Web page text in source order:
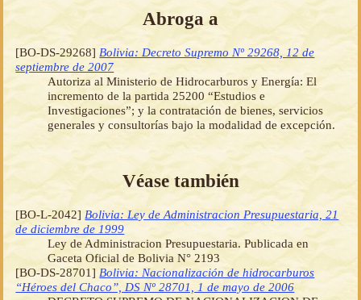
Abroga a
[BO-DS-29268]Bolivia: Decreto Supremo Nº 29268, 12 de
septiembre de 2007
Autoriza al Ministerio de Hidrocarburos y Energía: El
incremento de la partida 25200 “Estudios e
Investigaciones”; y la contratación de bienes, servicios
generales y consultorías bajo la modalidad de excepción.
Véase también
[BO-L-2042] Bolivia: Ley de Administracion Presupuestaria, 21
de diciembre de 1999
Ley de Administracion Presupuestaria. Publicada en
Gaceta Oficial de Bolivia N° 2193
[BO-DS-28701] Bolivia: Nacionalización de hidrocarburos
“Héroes del Chaco”, DS Nº 28701, 1 de mayo de 2006